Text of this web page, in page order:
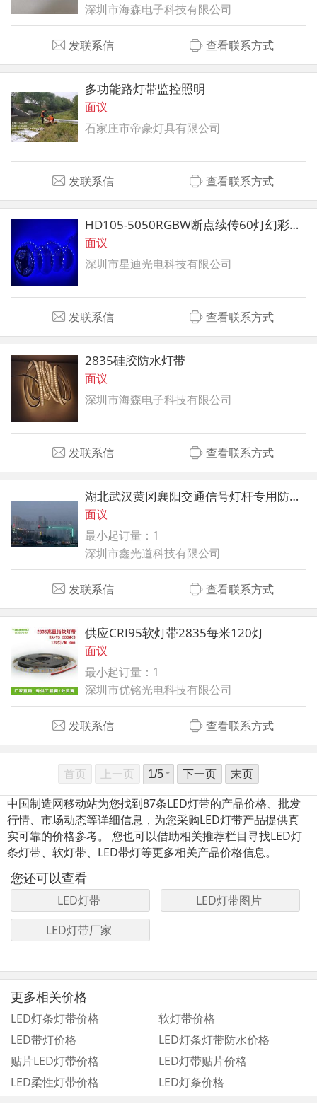
深圳市海森电子科技有限公司
发联系信 查看联系方式
多功能路灯带监控照明
面议
石家庄市帝豪灯具有限公司
发联系信 查看联系方式
HD105-5050RGBW断点续传60灯幻彩灯带
面议
深圳市星迪光电科技有限公司
发联系信 查看联系方式
2835硅胶防水灯带
面议
深圳市海森电子科技有限公司
发联系信 查看联系方式
湖北武汉黄冈襄阳交通信号灯杆专用防水防尘发光灯带
面议
最小起订量：1
深圳市鑫光道科技有限公司
发联系信 查看联系方式
供应CRI95软灯带2835每米120灯
面议
最小起订量：1
深圳市优铭光电科技有限公司
发联系信 查看联系方式
首页 上一页 下一页
末页
中国制造网移动站为您找到87条LED灯带的产品价格、批发
行情、市场动态等详细信息，为您采购LED灯带产品提供真
实可靠的价格参考。 您也可以借助相关推荐栏目寻找LED灯
条灯带、软灯带、LED带灯等更多相关产品价格信息。
您还可以查看
LED灯带
LED灯带图片
LED灯带厂家
更多相关价格
LED灯条灯带价格
软灯带价格
LED带灯价格
LED灯条灯带防水价格
贴片LED灯带价格
LED灯带贴片价格
LED柔性灯带价格
LED灯条价格